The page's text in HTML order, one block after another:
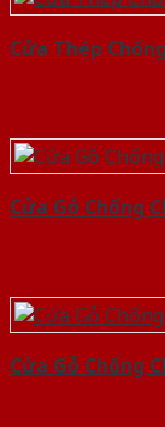
Cửa Thép
Cửa Gỗ Chống
Cửa Gỗ Chống